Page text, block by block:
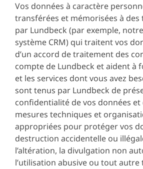
Vos données à caractère
transférées et mémorisées à des
par Lundbeck (par exemple,
système CRM) qui traitent vos
d’un accord de traitement des
compte de Lundbeck et aident à
et les services dont vous avez
sont tenus par Lundbeck de
confidentialité de vos données
mesures techniques et
appropriées pour protéger vos
destruction accidentelle ou
l’altération, la divulgation non
l’utilisation abusive ou tout